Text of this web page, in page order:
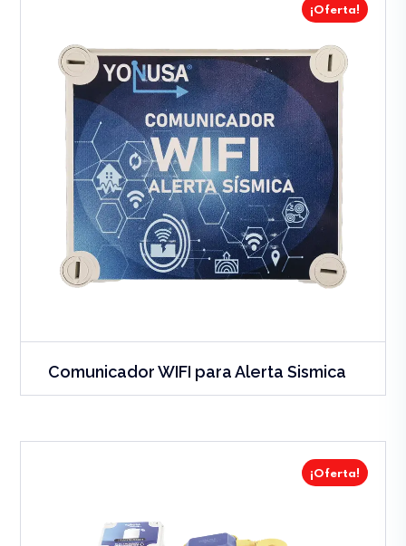
¡Oferta!
Comunicador WIFI para Alerta Sismica
¡Oferta!